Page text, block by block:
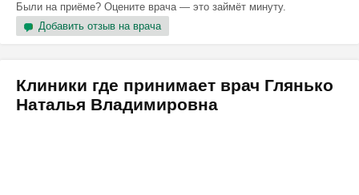
Были на приёме? Оцените врача — это займёт минуту.
Добавить отзыв на врача
Клиники где принимает врач Глянько
Наталья Владимировна